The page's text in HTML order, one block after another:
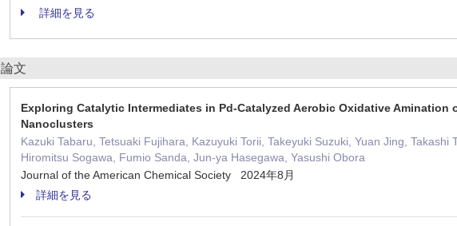
詳細を見る
論文
Exploring Catalytic Intermediates in Pd-Catalyzed Aerobic Oxidative
Nanoclusters
Kazuki Tabaru, Tetsuaki Fujihara, Kazuyuki Torii, Takeyuki Suzuki, Yuan Jing,
Hiromitsu Sogawa, Fumio Sanda, Jun-ya Hasegawa, Yasushi Obora
Journal of the American Chemical Society 2024年8月
詳細を見る